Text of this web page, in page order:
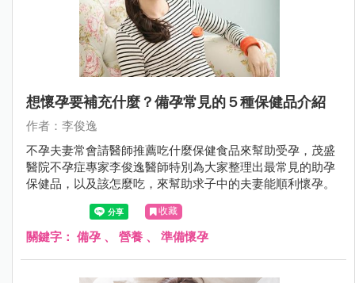
想懷孕要補充什麼？備孕常見的５種保健品介紹
作者：李俊逸
不孕夫妻常會請醫師推薦吃什麼保健食品來幫助受孕，茂盛
醫院不孕症專家李俊逸醫師特別為大家整理出最常見的助孕
保健品，以及該怎麼吃，來幫助求子中的夫妻能順利懷孕。
收藏
關鍵字： 備孕 、 營養 、 準備懷孕